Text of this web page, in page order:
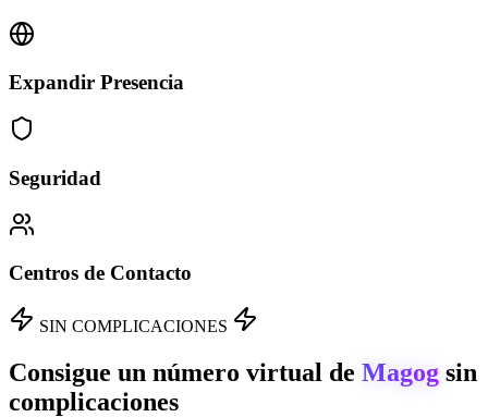
Expandir Presencia
Seguridad
Centros de Contacto
SIN COMPLICACIONES
Consigue un número virtual de Magog sin
complicaciones